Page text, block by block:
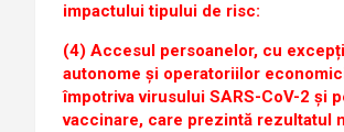
impactului tipului de risc:
(4) Accesul persoanelor, cu
autonome și operatoriilor
împotriva virusului SARS-CoV-2 și
vaccinare, care prezintă rezultatul